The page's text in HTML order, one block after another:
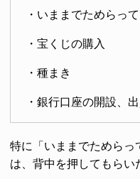
・いままでためらっ
・宝くじの購入
・種まき
・銀行口座の開設、
特に「いままでためらっ
は、背中を押してもらい